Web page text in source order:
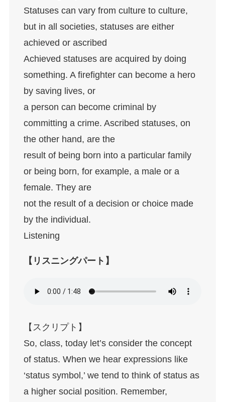
Statuses can vary from culture to culture,
but in all societies, statuses are either
achieved or ascribed
Achieved statuses are acquired by doing
something. A firefighter can become a hero
by saving lives, or
a person can become criminal by
committing a crime. Ascribed statuses, on
the other hand, are the
result of being born into a particular family
or being born, for example, a male or a
female. They are
not the result of a decision or choice made
by the individual.
Listening
【リスニングパート】
【スクリプト】
So, class, today let’s consider the concept
of status. When we hear expressions like
‘status symbol,’ we tend to think of status as
a higher social position. Remember,